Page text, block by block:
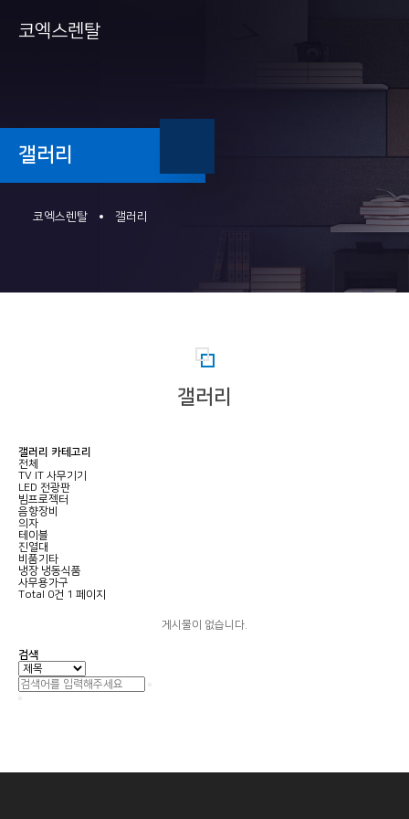
코엑스렌탈
갤러리
코엑스렌탈 갤러리
갤러리
갤러리 카테고리
전체
TV IT 사무기기
LED 전광판
빔프로젝터
음향장비
의자
테이블
진열대
비품기타
냉장 냉동식품
사무용가구
Total 0건 1 페이지
게시물이 없습니다.
검색